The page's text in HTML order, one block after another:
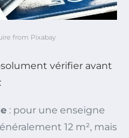
from Pixabay
vérifier avant
: pour une enseigne
12 m², mais